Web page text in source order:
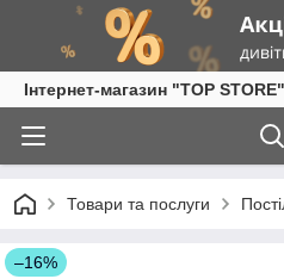
Інтернет-магазин "TOP STORE"
Товари та послуги
–16%